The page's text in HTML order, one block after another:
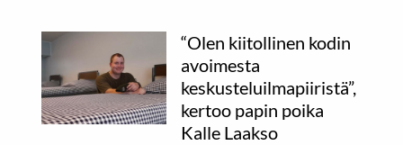
“Olen kiitollinen kodin
avoimesta
keskusteluilmapiiristä”,
kertoo papin poika
Kalle Laakso